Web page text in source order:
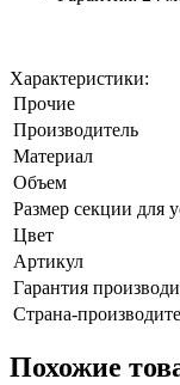
Характеристики:
Прочие
Производитель
Материал
Объем
Размер секции для
Цвет
Артикул
Гарантия
Страна-
Похожие